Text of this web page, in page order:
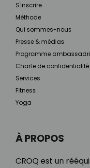
À PROPOS
CROQ est un
S'inscrire
Méthode
Qui sommes-nous
Presse & médias
Programme
Charte de confidentialité
Services
Fitness
Yoga